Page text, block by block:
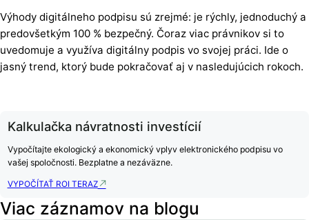
Výhody digitálneho podpisu sú zrejmé: je rýchly, jednoduchý a
predovšetkým 100 % bezpečný. Čoraz viac právnikov si to
uvedomuje a využíva digitálny podpis vo svojej práci. Ide o
jasný trend, ktorý bude pokračovať aj v nasledujúcich rokoch.
Kalkulačka návratnosti investícií
Vypočítajte ekologický a ekonomický vplyv elektronického podpisu vo
vašej spoločnosti. Bezplatne a nezáväzne.
VYPOČÍTAŤ ROI TERAZ
Viac záznamov na blogu